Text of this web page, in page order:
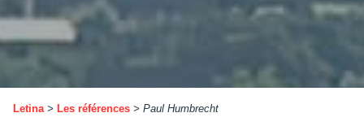
Letina> Les références > Paul Humbrecht